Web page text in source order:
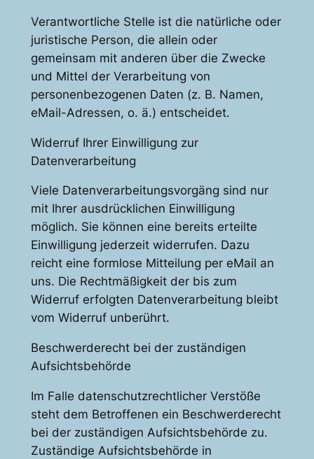
Verantwortliche Stelle ist die natürliche oder
juristische Person, die allein oder
gemeinsam mit anderen über die Zwecke
und Mittel der Verarbeitung von
personenbezogenen Daten (z. B. Namen,
eMail-Adressen, o. ä.) entscheidet.
Widerruf Ihrer Einwilligung zur
Datenverarbeitung
Viele Datenverarbeitungsvorgäng sind nur
mit Ihrer ausdrücklichen Einwilligung
möglich. Sie können eine bereits erteilte
Einwilligung jederzeit widerrufen. Dazu
reicht eine formlose Mitteilung per eMail an
uns. Die Rechtmäßigkeit der bis zum
Widerruf erfolgten Datenverarbeitung bleibt
vom Widerruf unberührt.
Beschwerderecht bei der zuständigen
Aufsichtsbehörde
Im Falle datenschutzrechtlicher Verstöße
steht dem Betroffenen ein Beschwerderecht
bei der zuständigen Aufsichtsbehörde zu.
Zuständige Aufsichtsbehörde in